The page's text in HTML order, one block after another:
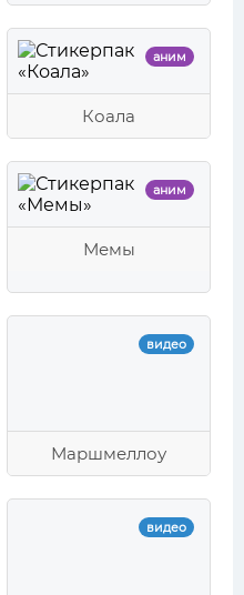
аним
Коала
аним
Мемы
видео
Маршмеллоу
видео